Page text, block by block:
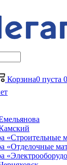
Корзина0 пуста 0
«Строительные
«Отделочные